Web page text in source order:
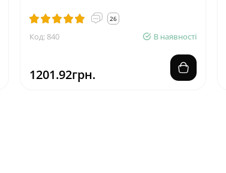
26
Код: 840 В наявності
1201.92грн.